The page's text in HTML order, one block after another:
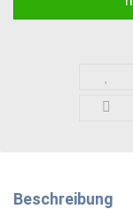
Beschreibung